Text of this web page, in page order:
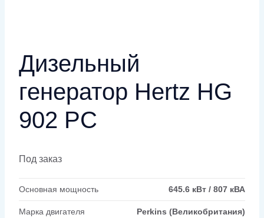
Дизельный
генератор Hertz HG
902 PC
Под заказ
Основная мощность 645.6 кВт / 807 кВА
Марка двигателя Perkins (Великобритания)